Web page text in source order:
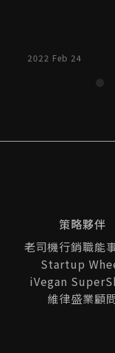
2022 Feb 24
策略夥伴
老司機行銷職能
Startup
iVegan
維律盛業顧